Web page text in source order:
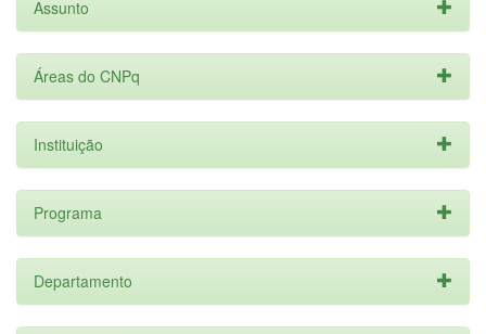
Assunto
Áreas do CNPq
Instituição
Programa
Departamento